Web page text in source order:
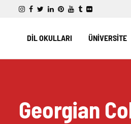
DİL OKULLARI ÜNİVERSİTE
Georgian